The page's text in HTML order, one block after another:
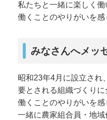
私たちと一緒に楽しく
働くことのやりがいを
みなさんへメッ
昭和23年4月に設立され
要とされる組織づくりに
働くことのやりがいを
一緒に農家組合員・地域